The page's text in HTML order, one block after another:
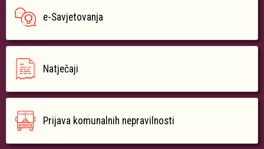
e-Savjetovanja
Natječaji
Prijava komunalnih nepravilnosti